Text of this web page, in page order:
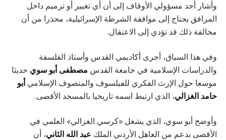
وأشار أحد مسؤولي الأوقاف إلى أن أي تغيير أو ترميم داخل
المرافق يحتاج إلى موافقة الشرطة الإسرائيلية، محذرا من أن
مخالفة ذلك قد تؤدي إلى الاعتقال.
وفي هذا السياق، أجرى أكاديمي القدس وأستاذ الفلسفة
والدراسات الإسلامية في جامعة القدس مصطفى أبو سوي حديثا
موسعا حول الإرث الفكري للفيلسوف والمتصوف الإسلامي أبو
حامد الغزالي، الذي ارتبط اسمه تاريخيا بالمسجد الأقصى.
وأوضح أبو سوي، الذي يشغل «كرسي الغزالي» العلمي في
الأقصى بدعم من العاهل الأردني الملك عبد الله الثاني، أن